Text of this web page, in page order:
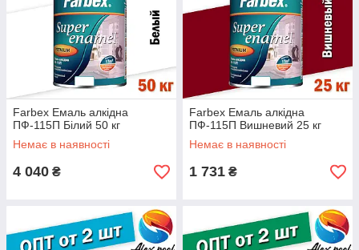
Farbex Емаль алкідна
ПФ-115П Білий 50 кг
Немає в наявності
4 040 ₴
Farbex Емаль алкідна
ПФ-115П Вишневий 25 кг
Немає в наявності
1 731 ₴